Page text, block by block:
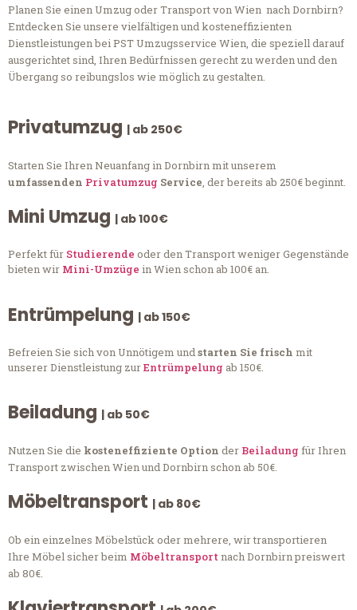
Planen Sie einen Umzug oder Transport von Wien nach Dornbirn?
Entdecken Sie unsere vielfältigen und kosteneffizienten
Dienstleistungen bei PST Umzugsservice Wien, die speziell darauf
ausgerichtet sind, Ihren Bedürfnissen gerecht zu werden und den
Übergang so reibungslos wie möglich zu gestalten.
Privatumzug | ab 250€
Starten Sie Ihren Neuanfang in Dornbirn mit unserem
umfassenden Privatumzug Service, der bereits ab 250€ beginnt.
Mini Umzug | ab 100€
Perfekt für Studierende oder den Transport weniger Gegenstände
bieten wir Mini-Umzüge in Wien schon ab 100€ an.
Entrümpelung | ab 150€
Befreien Sie sich von Unnötigem undstarten Sie frisch mit
unserer Dienstleistung zurEntrümpelung ab 150€.
Beiladung | ab 50€
Nutzen Sie die kosteneffiziente Option der Beiladung für Ihren
Transport zwischen Wien und Dornbirn schon ab 50€.
Möbeltransport | ab 80€
Ob ein einzelnes Möbelstück oder mehrere, wir transportieren
Ihre Möbel sicher beim Möbeltransportnach Dornbirn preiswert
ab 80€.